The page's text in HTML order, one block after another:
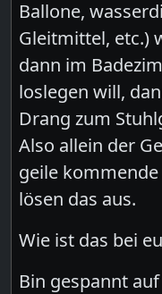
Ballone,
Gleitmittel, etc.)
dann im
loslegen will,
Drang zum
Also allein der
geile
lösen das aus.
Wie ist das bei
Bin gespannt